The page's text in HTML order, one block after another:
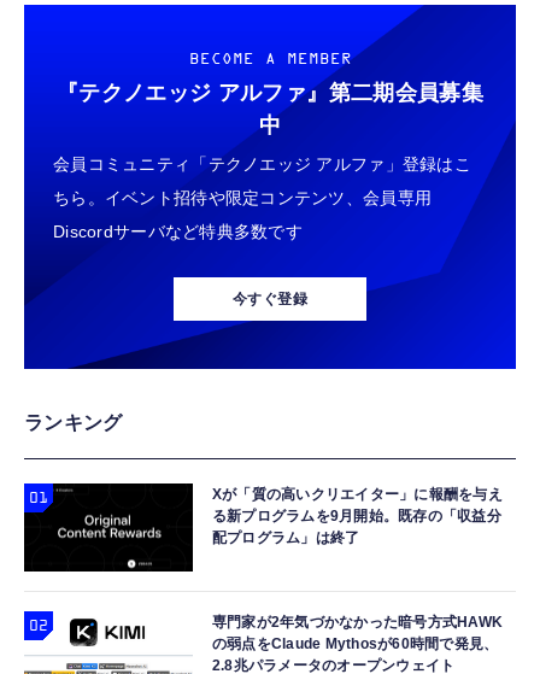
BECOME A MEMBER
『テクノエッジ アルファ』 第二期会員募集
中
会員コミュニティ「テクノエッジ アルファ」登録はこ
ちら。イベント招待や限定コンテンツ、会員専用
Discordサーバなど特典多数です
今すぐ登録
ランキング
Xが「質の高いクリエイター」に報酬を与え
る新プログラムを9月開始。既存の「収益分
配プログラム」は終了
専門家が2年気づかなかった暗号方式HAWK
の弱点をClaude Mythosが60時間で発見、
2.8兆パラメータのオープンウェイト